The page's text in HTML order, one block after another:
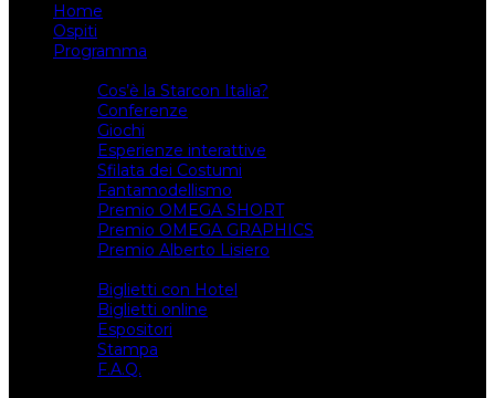
Home
Ospiti
Programma
Cos’è la Starcon Italia?
Conferenze
Giochi
Esperienze interattive
Sfilata dei Costumi
Fantamodellismo
Premio OMEGA SHORT
Premio OMEGA GRAPHICS
Premio Alberto Lisiero
Biglietti con Hotel
Biglietti online
Espositori
Stampa
F.A.Q.